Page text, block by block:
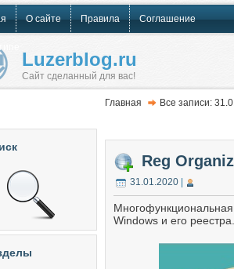
О сайте Правила Соглашение
Luzerblog.ru
Сайт сделанный для вас!
Главная Все записи:
Reg
31.01.2020
Windows и его реестра.